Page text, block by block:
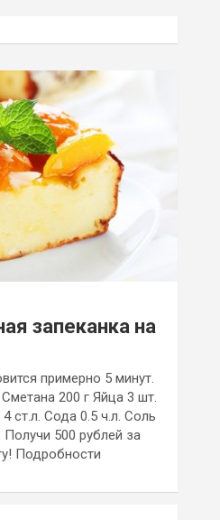
запеканка на
примерно 5 минут.
200 г Яйца 3 шт.
ст.л. Сода 0.5 ч.л. Соль
500 рублей за
Подробности